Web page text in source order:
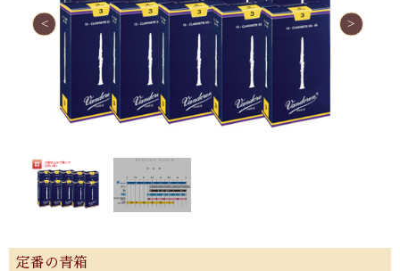
定番の青箱
ご利用ガイド サポート・保証
よくあるご質問 会社紹介
特定商取引法 プライバシー・ポリシー